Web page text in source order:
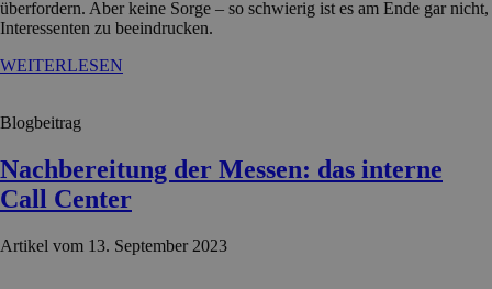
überfordern. Aber keine Sorge – so schwierig ist es am Ende gar nicht,
Interessenten zu beeindrucken.
WEITERLESEN
Blogbeitrag
Nachbereitung der Messen: das interne
Call Center
Artikel vom 13. September 2023